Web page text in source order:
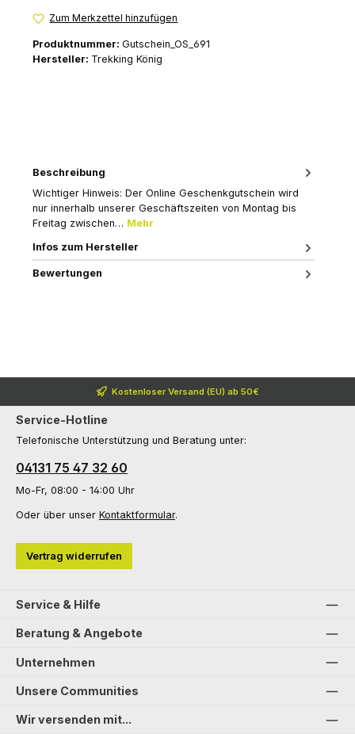
Zum Merkzettel hinzufügen
Produktnummer: Gutschein_OS_691
Hersteller: Trekking König
Beschreibung
Wichtiger Hinweis: Der Online Geschenkgutschein wird
nur innerhalb unserer Geschäftszeiten von Montag bis
Freitag zwischen… Mehr
Infos zum Hersteller
Bewertungen
Kostenloser Versand (EU) ab 50€
Service-Hotline
Telefonische Unterstützung und Beratung unter:
04131 75 47 32 60
Mo-Fr, 08:00 - 14:00 Uhr
Oder über unser Kontaktformular.
Vertrag widerrufen
Service & Hilfe
Beratung & Angebote
Unternehmen
Unsere Communities
Wir versenden mit...